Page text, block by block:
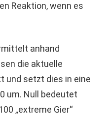
Reaktion, wenn es
anhand
die aktuelle
und setzt dies in eine
um. Null bedeutet
„extreme Gier“